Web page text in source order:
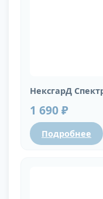
НексгарД
1 690 ₽
Подробнее